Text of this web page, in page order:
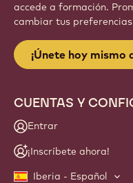
accede a formación.
cambiar tus
¡Únete hoy mismo
CUENTAS Y
Entrar
¡Inscríbete ahora!
Iberia - Español